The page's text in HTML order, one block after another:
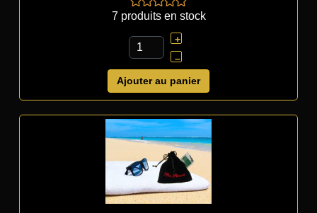
7 produits en stock
+
–
Ajouter au panier